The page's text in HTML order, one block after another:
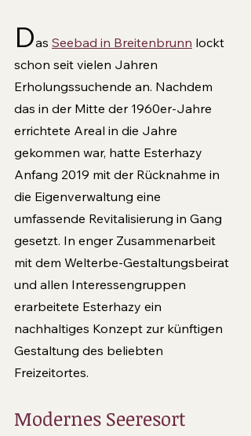
Das Seebad in Breitenbrunn lockt
schon seit vie­len Jahren
Erholungssuchende an. Nachdem
das in der Mitte der 1960er-Jahre
errichtete Areal in die Jahre
gekommen war, hatte Esterhazy
Anfang 2019 mit der Rücknahme in
die Eigenverwaltung eine
umfassende Revitalisierung in Gang
gesetzt. In enger Zusammenarbeit
mit dem Welterbe-Gestaltungsbeirat
und allen Interessengruppen
erarbeitete Esterhazy ein
nachhaltiges Konzept zur künftigen
Gestaltung des beliebten
Freizeitortes.
Modernes Seeresort